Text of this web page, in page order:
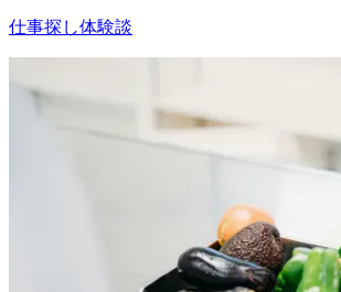
仕事探し体験談